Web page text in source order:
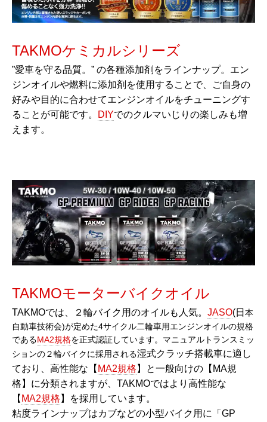
TAKMOケミカルシリーズ
”愛車を守る品質。” の各種添加剤をラインナップ。エン
ジンオイルや燃料に添加剤を使用することで、ご自身の
好みや目的に合わせてエンジンオイルをチューニングす
ることが可能です。
DIYでのクルマいじりの楽しみも増
えます。
TAKMOモーターバイクオイル
TAKMOでは、２輪バイク用のオイルも人気。 JASO(日 本
自動車技術会)が定めた4サイクル二輪車用エンジンオイルの規格
であるMA2規格を正式認証しています。マニュアルトランスミッ
ションの２輪バイクに採用される湿式クラッチ搭載車に適し
ており、高性能な【 MA2規格 】と一般向けの【MA規
格】に分類されますが、TAKMOではより高性能な
【 MA2規格 】を採用しています。
粘度ラインナップはカブなどの小型バイク用に「GP